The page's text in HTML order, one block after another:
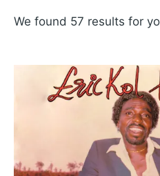
We found 57 results for